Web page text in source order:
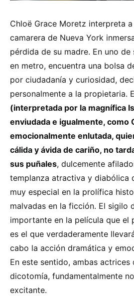
Chloë Grace Moretz interpreta
camarera de Nueva York
pérdida de su madre. En uno
en metro, encuentra una bolsa
por ciudadanía y curiosidad,
personalmente a la propietaria.
(interpretada por la magnífica
enviudada e igualmente, como
emocionalmente enlutada,
cálida y ávida de cariño, no
sus puñales, dulcemente
templanza atractiva y diabólica
muy especial en la prolífica
malvadas en la ficción. El sigilo
importante en la película que el
es el que verdaderamente
cabo la acción dramática y
En este sentido, ambas actrices
dicotomía, fundamentalmente
excitante.